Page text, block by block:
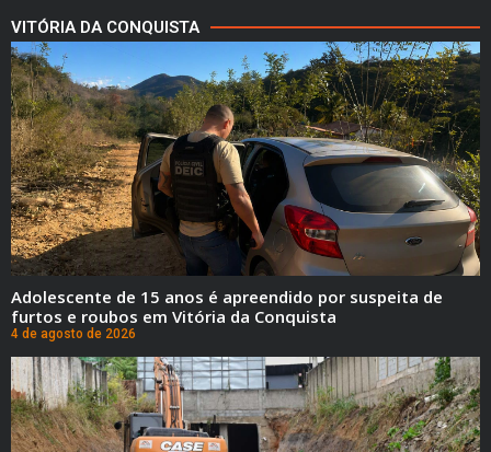
VITÓRIA DA CONQUISTA
Adolescente de 15 anos é apreendido por suspeita de
furtos e roubos em Vitória da Conquista
4 de agosto de 2026